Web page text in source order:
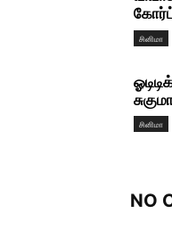
சினிமா
சினிமா
NO